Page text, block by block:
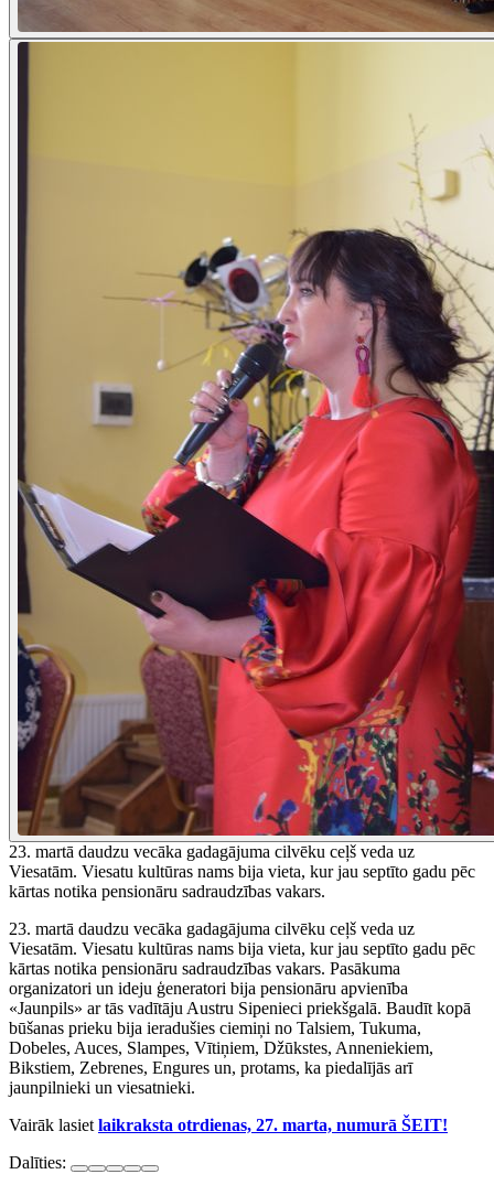
23. martā daudzu vecāka gadagājuma cilvēku ceļš veda uz
Viesatām. Viesatu kultūras nams bija vieta, kur jau septīto gadu pēc
kārtas notika pensionāru sadraudzības vakars.
23. martā daudzu vecāka gadagājuma cilvēku ceļš veda uz
Viesatām. Viesatu kultūras nams bija vieta, kur jau septīto gadu pēc
kārtas notika pensionāru sadraudzības vakars. Pasākuma
organizatori un ideju ģeneratori bija pensionāru apvienība
«Jaunpils» ar tās vadītāju Austru Sipenieci priekšgalā. Baudīt kopā
būšanas prieku bija ieradušies ciemiņi no Talsiem, Tukuma,
Dobeles, Auces, Slampes, Vītiņiem, Džūkstes, Anneniekiem,
Bikstiem, Zebrenes, Engures un, protams, ka piedalījās arī
jaunpilnieki un viesatnieki.
Vairāk lasiet laikraksta otrdienas, 27. marta, numurā ŠEIT!
Dalīties: